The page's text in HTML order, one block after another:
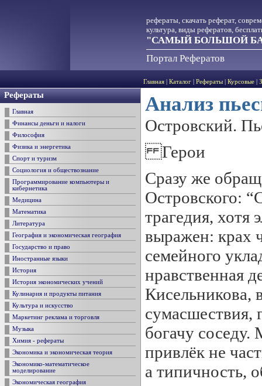
рефераты, скачать реферат,
культура, виды рефератов,
"САМЫЙ БОЛЬШОЙ
Портал Рефератов
Главная Каталог Рефераты Курсовые
Рефераты
Главная
Финансы деньги и налоги
Философия
Физика и энергетика
Спорт и туризм
Социология и обществознание
Программирование компьютеры и
кибернетика
Медицина
Математика
Литература
География и экономическая география
Государство и право
Иностранные языки
История
История экономических учений
Кулинария и продукты питания
Культура и искусство
Маркетинг реклама и торговля
Музыка
Химия - рефераты
Экономика и экономическая теория
Экономико-математическое
моделирование
Экономическая география
Анализ
Островский.
Герои
Сразу же
Островского:
трагедия, хотя
выражен: крах
семейного
нравственная
Кисельникова,
сумасшествия,
богачу
привлёк не
а типичность,